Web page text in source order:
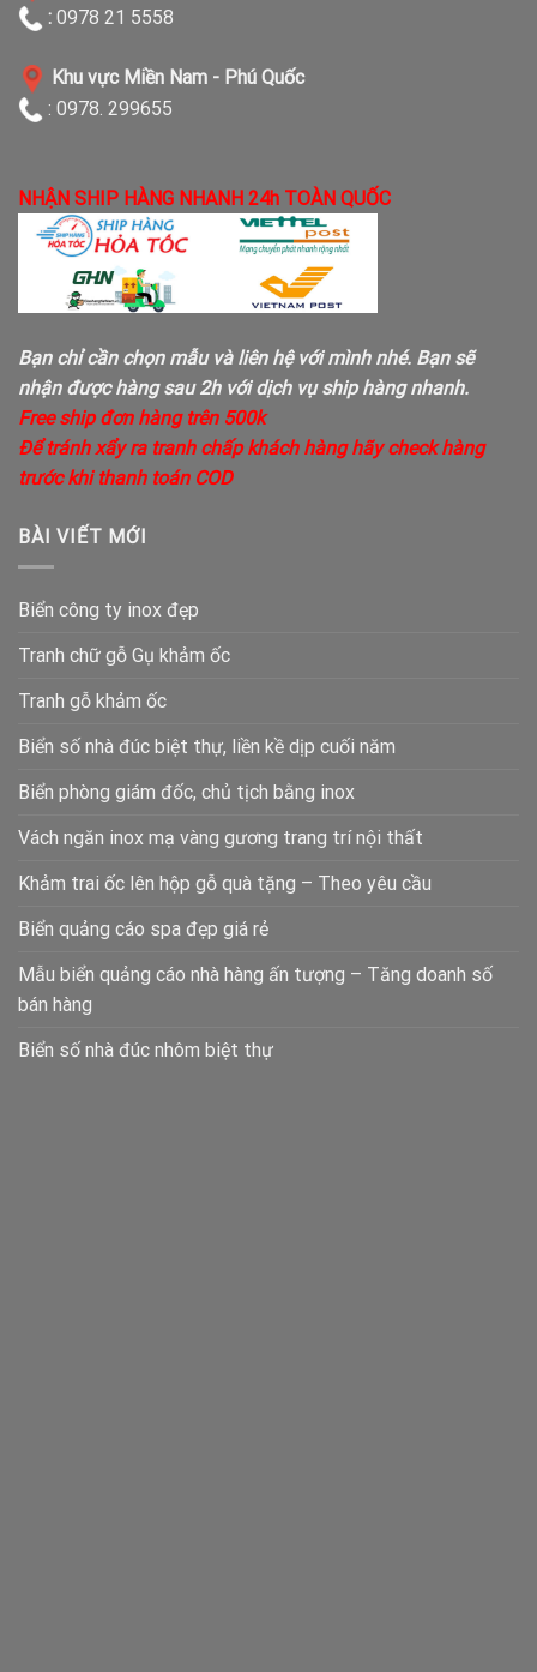
: 0978 21 5558
Khu vực Miền Nam - Phú Quốc
: 0978. 299655
NHẬN SHIP HÀNG NHANH 24h TOÀN QUỐC
Bạn chỉ cần chọn mẫu và liên hệ với mình nhé. Bạn sẽ
nhận được hàng sau 2h với dịch vụ ship hàng nhanh.
Free ship đơn hàng trên 500k
Để tránh xẩy ra tranh chấp khách hàng hãy check hàng
trước khi thanh toán COD
BÀI VIẾT MỚI
Biển công ty inox đẹp
Tranh chữ gỗ Gụ khảm ốc
Tranh gỗ khảm ốc
Biển số nhà đúc biệt thự, liền kề dịp cuối năm
Biển phòng giám đốc, chủ tịch bằng inox
Vách ngăn inox mạ vàng gương trang trí nội thất
Khảm trai ốc lên hộp gỗ quà tặng – Theo yêu cầu
Biển quảng cáo spa đẹp giá rẻ
Mẫu biển quảng cáo nhà hàng ấn tượng – Tăng doanh số
bán hàng
Biển số nhà đúc nhôm biệt thự